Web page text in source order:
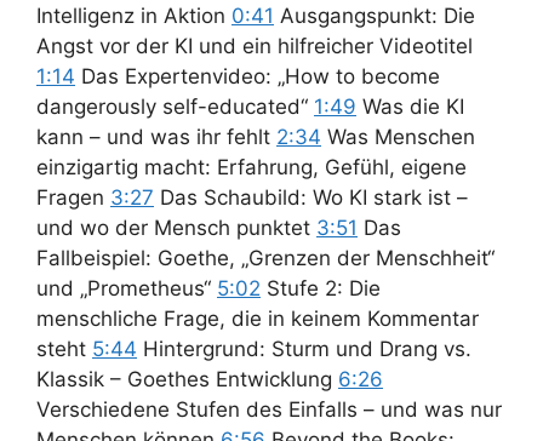
Intelligenz in Aktion 0:41 Ausgangspunkt: Die
Angst vor der KI und ein hilfreicher Videotitel
1:14 Das Expertenvideo: „How to become
dangerously self-educated“ 1:49 Was die KI
kann – und was ihr fehlt 2:34 Was Menschen
einzigartig macht: Erfahrung, Gefühl, eigene
Fragen 3:27 Das Schaubild: Wo KI stark ist –
und wo der Mensch punktet 3:51 Das
Fallbeispiel: Goethe, „Grenzen der Menschheit“
und „Prometheus“ 5:02 Stufe 2: Die
menschliche Frage, die in keinem Kommentar
steht 5:44 Hintergrund: Sturm und Drang vs.
Klassik – Goethes Entwicklung 6:26
Verschiedene Stufen des Einfalls – und was nur